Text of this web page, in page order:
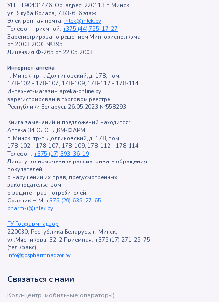
УНП 190431476 Юр. адрес: 220113 г. Минск,
ул. Якуба Коласа, 73/3-6, 6 этаж
Электронная почта: inlek@inlek.by
Телефон приемной: +375 (44) 755-17-27
Зарегистрировано решением Мингорисполкома
от 20.03.2003 №395
Лицензия Ф-265 от 22.05.2003
Интернет-аптека
г. Минск, тр-т. Долгиновский, д. 178, пом.
178-102 - 178-107, 178-109, 178-112 - 178-114
Интернет-магазин apteka-online.by
зарегистрирован в торговом реестре
Республики Беларусь 26.05.2023 №558293
Книга замечаний и предложений находится:
Аптека 34 ОДО "ДКМ-ФАРМ"
г. Минск, тр-т. Долгиновский, д. 178, пом.
178-102 - 178-107, 178-109, 178-112 - 178-114
Телефон: +375 (17) 393-36-19
Лицо, уполномоченное рассматривать обращения
покупателей
о нарушении их прав, предусмотренных
законодательством
о защите прав потребителей:
Соленик Н.М. +375 (29) 635-27-65
pharm-i@inlek.by
ГУ Госфармнадзор
220030, Республика Беларусь, г. Минск,
ул.Мясникова, 32-2 Приемная: +375 (17) 271-25-75
(тел./факс)
info@gospharmnadzor.by
Связаться с нами
Колл-центр (мобильные операторы)